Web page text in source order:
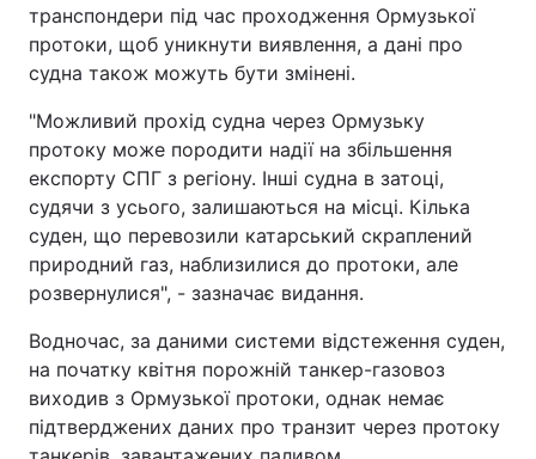
транспондери під час проходження Ормузької
протоки, щоб уникнути виявлення, а дані про
судна також можуть бути змінені.
"Можливий прохід судна через Ормузьку
протоку може породити надії на збільшення
експорту СПГ з регіону. Інші судна в затоці,
судячи з усього, залишаються на місці. Кілька
суден, що перевозили катарський скраплений
природний газ, наблизилися до протоки, але
розвернулися", - зазначає видання.
Водночас, за даними системи відстеження суден,
на початку квітня порожній танкер-газовоз
виходив з Ормузької протоки, однак немає
підтверджених даних про транзит через протоку